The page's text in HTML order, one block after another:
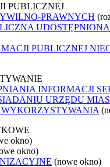
PUBLICZNEJ
PRAWNYCH
PUBLICZNEJ
INFORMACJI
URZĘDU
okno)
okno)
(nowe okno)